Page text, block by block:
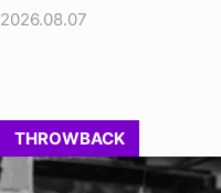
2026.08.07
THROWBACK